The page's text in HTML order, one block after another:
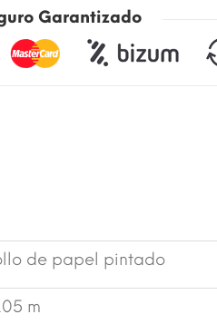
Garantizado
de papel pintado
m